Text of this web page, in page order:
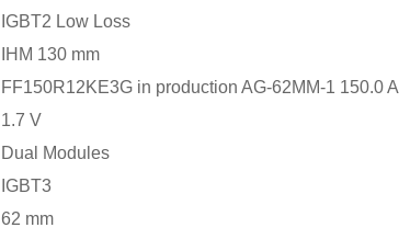
IGBT2 Low Loss
IHM 130 mm
FF150R12KE3G in production AG-62MM-1 150.0 A
1.7 V
Dual Modules
IGBT3
62 mm